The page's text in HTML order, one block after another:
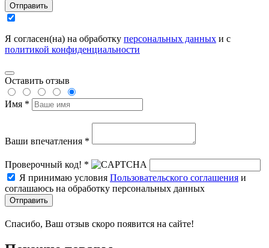
Отправить
Я согласен(на) на обработку персональных данных и с
политикой конфиденциальности
Оставить отзыв
Имя *
Ваши впечатления *
Проверочный код! *
Я принимаю условия Пользовательского соглашения и
соглашаюсь на обработку персональных данных
Отправить
Спасибо, Ваш отзыв скоро появится на сайте!